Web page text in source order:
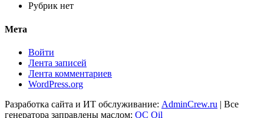
Рубрик нет
Мета
Войти
Лента записей
Лента комментариев
WordPress.org
Разработка сайта и ИТ обслуживание: AdminCrew.ru | Все
генератора заправлены маслом: QC Oil